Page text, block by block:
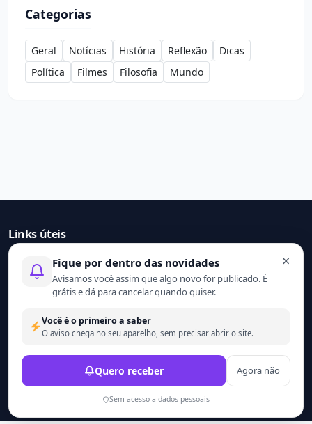
Categorias
Geral Notícias História Reflexão
Dicas
Política
Filmes Filosofia Mundo
Links úteis
Início
Contato
Sobre nós
Termo de uso
Política de privacidade
© 2021 - 2026 Ler mais. Todos os direitos reservados.
Desenvolvido porWesley Catula.
×
Fique por dentro das novidades
Avisamos você assim que algo novo for publicado. É
grátis e dá para cancelar quando quiser.
Você é o primeiro a saber
O aviso chega no seu aparelho, sem precisar abrir o site.
Quero receber Agora não
Sem acesso a dados pessoais